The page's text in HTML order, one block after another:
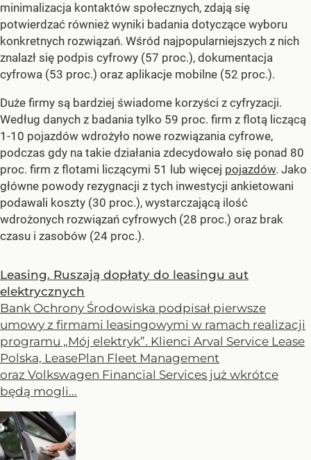
minimalizacja kontaktów społecznych, zdają się
potwierdzać również wyniki badania dotyczące wyboru
konkretnych rozwiązań. Wśród najpopularniejszych z nich
znalazł się podpis cyfrowy (57 proc.), dokumentacja
cyfrowa (53 proc.) oraz aplikacje mobilne (52 proc.).
Duże firmy są bardziej świadome korzyści z cyfryzacji.
Według danych z badania tylko 59 proc. firm z flotą liczącą
1-10 pojazdów wdrożyło nowe rozwiązania cyfrowe,
podczas gdy na takie działania zdecydowało się ponad 80
proc. firm z flotami liczącymi 51 lub więcej pojazdów. Jako
główne powody rezygnacji z tych inwestycji ankietowani
podawali koszty (30 proc.), wystarczającą ilość
wdrożonych rozwiązań cyfrowych (28 proc.) oraz brak
czasu i zasobów (24 proc.).
Leasing. Ruszają dopłaty do leasingu aut
elektrycznych
Bank Ochrony Środowiska podpisał pierwsze
umowy z firmami leasingowymi w ramach realizacji
programu „Mój elektryk”. Klienci Arval Service Lease
Polska, LeasePlan Fleet Management
oraz Volkswagen Financial Services już wkrótce
będą mogli...